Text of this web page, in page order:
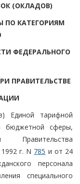
(ОКЛАДОВ)
ПО КАТЕГОРИЯМ
ФЕДЕРАЛЬНОГО
ПРАВИТЕЛЬСТВЕ
Единой тарифной
бюджетной сферы,
Правительства
г. N 785 и от 24
персонала
специального